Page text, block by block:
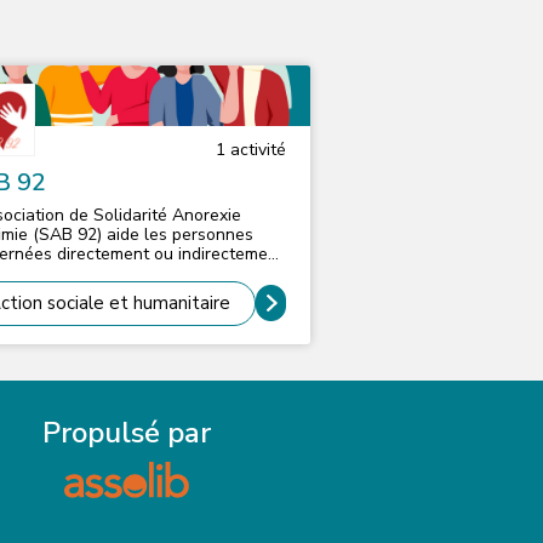
1 activité
92
de Solidarité Anorexie
(SAB 92) aide les personnes
directement ou indirectement
L'association accompagne
au travers de multiples
réunions, rendez-vous pour
le plus de moyens et
sociale et humanitaire
Propulsé par